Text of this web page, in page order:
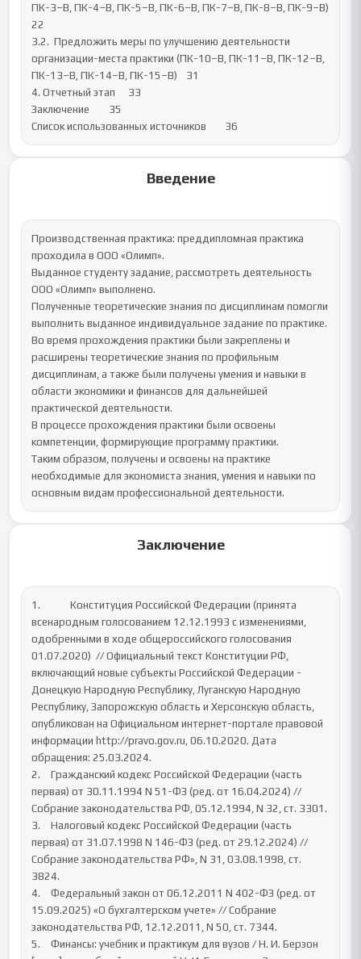
ПК-3–В, ПК-4–В, ПК-5–В, ПК-6–В, ПК-7–В, ПК-8–В, ПК-9–В)
22
3.2.  Предложить меры по улучшению деятельности
организации-места практики (ПК-10–В, ПК-11–В, ПК-12–В,
ПК-13–В, ПК-14–В, ПК-15–В)	31
4. Отчетный этап	33
Заключение	35
Список использованных источников	36
Введение
Производственная практика: преддипломная практика
проходила в ООО «Олимп».
Выданное студенту задание, рассмотреть деятельность
ООО «Олимп» выполнено.
Полученные теоретические знания по дисциплинам помогли
выполнить выданное индивидуальное задание по практике.
Во время прохождения практики были закреплены и
расширены теоретические знания по профильным
дисциплинам, а также были получены умения и навыки в
области экономики и финансов для дальнейшей
практической деятельности.
В процессе прохождения практики были освоены
компетенции, формирующие программу практики.
Таким образом, получены и освоены на практике
необходимые для экономиста знания, умения и навыки по
основным видам профессиональной деятельности.
Заключение
1.		Конституция Российской Федерации (принята
всенародным голосованием 12.12.1993 с изменениями,
одобренными в ходе общероссийского голосования
01.07.2020)  // Официальный текст Конституции РФ,
включающий новые субъекты Российской Федерации -
Донецкую Народную Республику, Луганскую Народную
Республику, Запорожскую область и Херсонскую область,
опубликован на Официальном интернет-портале правовой
информации http://pravo.gov.ru, 06.10.2020. Дата
обращения: 25.03.2024.
2.	Гражданский кодекс Российской Федерации (часть
первая) от 30.11.1994 N 51-ФЗ (ред. от 16.04.2024) //
Собрание законодательства РФ, 05.12.1994, N 32, ст. 3301.
3.	Налоговый кодекс Российской Федерации (часть
первая) от 31.07.1998 N 146-ФЗ (ред. от 29.12.2024) //
Собрание законодательства РФ», N 31, 03.08.1998, ст.
3824.
4.	Федеральный закон от 06.12.2011 N 402-ФЗ (ред. от
15.09.2025) «О бухгалтерском учете» // Собрание
законодательства РФ, 12.12.2011, N 50, ст. 7344.
5.	Финансы: учебник и практикум для вузов / Н. И. Берзон